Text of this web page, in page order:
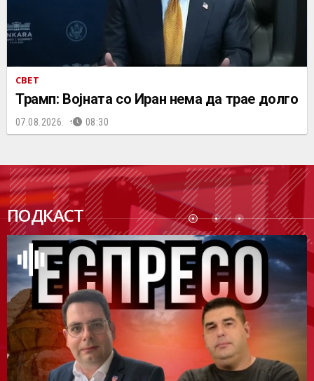
СВЕТ
Трамп: Војната со Иран нема да трае долго
07.08.2026. 08:30
ПОДКАСТ
ПОДК
АСТ